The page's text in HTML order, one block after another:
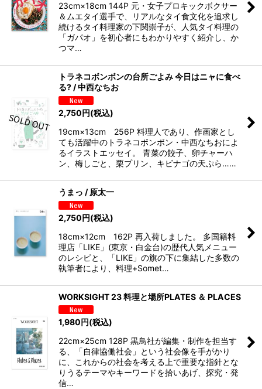
23cm×18cm 144P 元・女子プロキックボクサー
＆ムエタイ選手で、リアルなタイ食文化を追求し
続けるタイ料理家の下関崇子が、人気タイ料理の
「ガパオ」を初心者にもわかりやすく紹介し、か
つマ…
トラネコボンボンの台所ごよみ 今日はニャに食べ
る? / 中西なちお
2,750円(税込)
19cm×13cm 256P 料理人であり、作画家とし
ても活躍中のトラネコボンボン・中西なちおによ
るイラストエッセイ。 青菜の餃子、卵チャーハ
ン、梅しごと、栗プリン、キビナゴの天ぷら……
うまっ / 原太一
2,750円(税込)
18cm×12cm 162P 再入荷しました。 多国籍料
理店「LIKE」(東京・白金台)の歴代人気メニュー
のレシピと、「LIKE」の旗の下に集結した多数の
執筆者により、料理+Somet…
WORKSIGHT 23 料理と場所PLATES ＆ PLACES
1,980円(税込)
22cm×25cm 128P 黒鳥社が編集・制作を担当す
る、「自律協働社会」という社会像を手がかり
に、これからの社会を考える上で重要な指針とな
りうるテーマやキーワードを拾いあげ、探究・発
信…